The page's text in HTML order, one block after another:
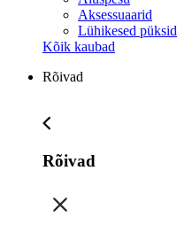
Aksessuaarid
Lühikesed püksid
Kõik kaubad
Rõivad
Rõivad